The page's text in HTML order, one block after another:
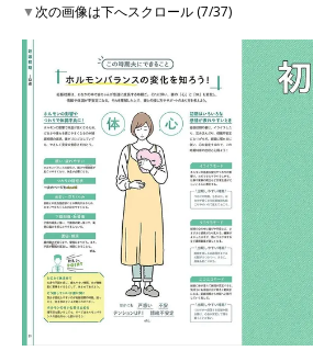
▼次の画像は下へスクロール (7/37)